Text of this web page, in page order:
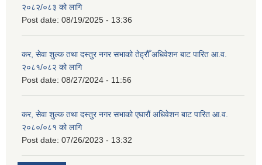
२०८२/०८३ को लागि
Post date: 08/19/2025 - 13:36
कर, सेवा शुल्क तथा दस्तुर नगर सभाको तेह्रौँ अधिवेशन बाट पारित आ.व.
२०८१/०८२ को लागि
Post date: 08/27/2024 - 11:56
कर, सेवा शुल्क तथा दस्तुर नगर सभाको एघारौं अधिवेशन बाट पारित आ.व.
२०८०/०८१ को लागि
Post date: 07/26/2023 - 13:32